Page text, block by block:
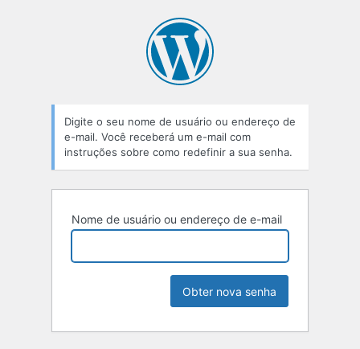
Digite o seu nome de usuário ou endereço de
e-mail. Você receberá um e-mail com
instruções sobre como redefinir a sua senha.
Nome de usuário ou endereço de e-mail